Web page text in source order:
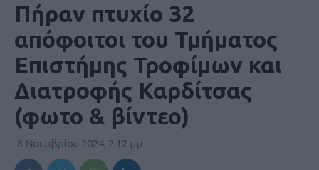
Πήραν πτυχίο 32
απόφοιτοι του Τμήματος
Επιστήμης Τροφίμων και
Διατροφής Καρδίτσας
(φωτο & βίντεο)
8 Νοεμβρίου 2024, 2:12 μμ